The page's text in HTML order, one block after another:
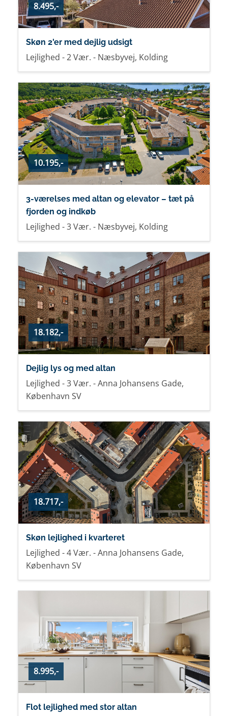
8.495,-
Skøn 2'er med dejlig udsigt
Lejlighed - 2 Vær. - Næsbyvej, Kolding
10.195,-
3-værelses med altan og elevator – tæt på
fjorden og indkøb
Lejlighed - 3 Vær. - Næsbyvej, Kolding
18.182,-
Dejlig lys og med altan
Lejlighed - 3 Vær. - Anna Johansens Gade,
København SV
18.717,-
Skøn lejlighed i kvarteret
Lejlighed - 4 Vær. - Anna Johansens Gade,
København SV
8.995,-
Flot lejlighed med stor altan